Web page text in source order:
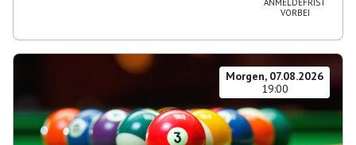
ANMELDEFRIST
VORBEI
Morgen, 07.08.2026
19:00